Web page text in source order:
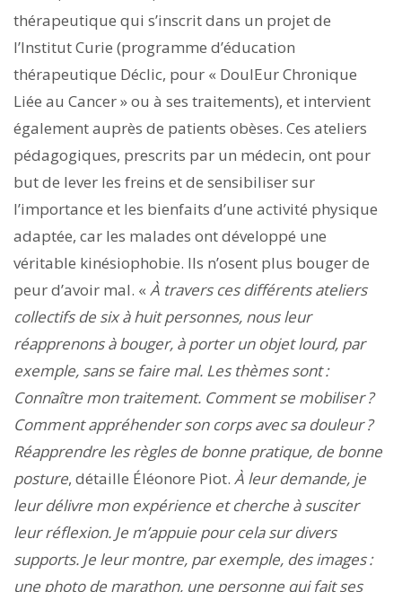
thérapeutique qui s’inscrit dans un projet de
l’Institut Curie (programme d’éducation
thérapeutique Déclic, pour « DoulEur Chronique
Liée au Cancer » ou à ses traitements), et intervient
également auprès de patients obèses. Ces ateliers
pédagogiques, prescrits par un médecin, ont pour
but de lever les freins et de sensibiliser sur
l’importance et les bienfaits d’une activité physique
adaptée, car les malades ont développé une
véritable kinésiophobie. Ils n’osent plus bouger de
peur d’avoir mal. « À travers ces différents ateliers
collectifs de six à huit personnes, nous leur
réapprenons à bouger, à porter un objet lourd, par
exemple, sans se faire mal. Les thèmes sont :
Connaître mon traitement. Comment se mobiliser ?
Comment appréhender son corps avec sa douleur ?
Réapprendre les règles de bonne pratique, de bonne
posture, détaille Éléonore Piot. À leur demande, je
leur délivre mon expérience et cherche à susciter
leur réflexion. Je m’appuie pour cela sur divers
supports. Je leur montre, par exemple, des images :
une photo de marathon, une personne qui fait ses